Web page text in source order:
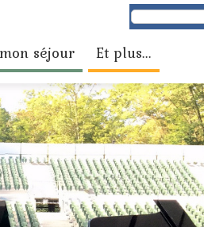
séjour Et plus...